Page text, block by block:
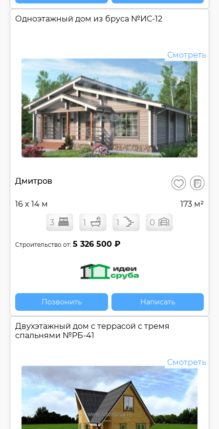
Одноэтажный дом из бруса №ИС-12
Смотреть
Дмитров Сохранить
В
16 x 14 м 173 м²
3 1 1 0
Строительство от: 5 326 500 ₽
Позвонить Написать
Двухэтажный дом c террасой с тремя
спальнями №РБ-41
Смотреть